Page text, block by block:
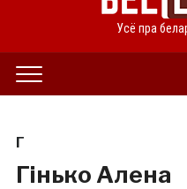
Усё пра
Г
Гінько Алена